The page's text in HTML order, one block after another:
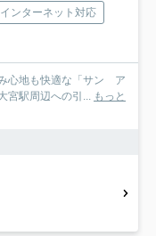
インターネット対応
心地も快適な「サン ア
宮駅周辺への引... もっと